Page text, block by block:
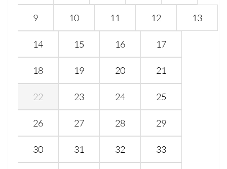
9 10 11 12 13
14 15 16 17
18 19 20 21
22 23 24 25
26 27 28 29
30 31 32 33